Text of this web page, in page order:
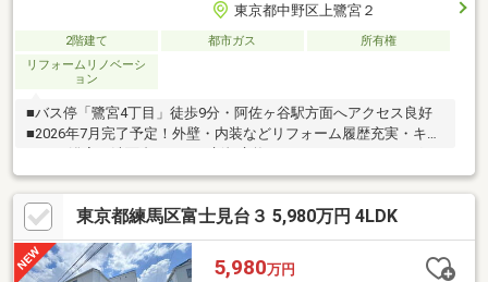
東京都中野区上鷺宮２
2階建て 都市ガス
所有権
リフォームリノベーシ
ョン
■バス停「鷺宮4丁目」徒歩9分・阿佐ヶ谷駅方面へアクセス良好
■2026年7月完了予定！外壁・内装などリフォーム履歴充実・キッ
CF張替・外壁・屋根塗装等■約15.0帖の明るく開放的なLD！■全居
室二面採光＆収納付きで、心地よくすっきりとした住空間■主寝
室はゆとりある広さの空間です！■各居室、お部屋をすっきりと
みせられる収納力の高さが魅力です！■水廻りが集中して配置さ
れており、家事の動線も快適です！
東京都練馬区富士見台３ 5,980万円 4LDK
5,980万円